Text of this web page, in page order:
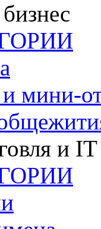
мини-
и IT